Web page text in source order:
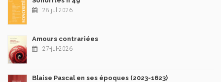
28-jul-2026
Amours contrariées
27-jul-2026
Blaise Pascal en ses époques (2023-1623)